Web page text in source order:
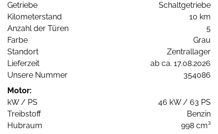
Getriebe
Schaltgetriebe
Kilometerstand
10 km
Anzahl der Türen
5
Farbe
Grau
Standort
Zentrallager
Lieferzeit
ab ca. 17.08.2026
Unsere Nummer
354086
Motor:
kW / PS
46 kW / 63 PS
Treibstoff
Benzin
Hubraum
998 cm³